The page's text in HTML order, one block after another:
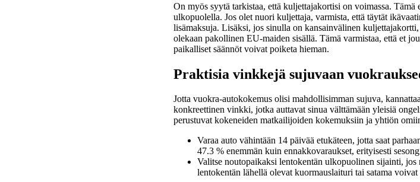
On myös syytä tarkistaa, että kuljettajakortisi on voimassa.
ulkopuolella. Jos olet nuori kuljettaja, varmista, että täytät
lisämaksuja. Lisäksi, jos sinulla on kansainvälinen
olekaan pakollinen EU-maiden sisällä. Tämä varmistaa, että et
paikalliset säännöt voivat poiketa hieman.
Praktisia vinkkejä sujuvaan
Jotta vuokra-autokokemus olisi mahdollisimman sujuva,
konkreettinen vinkki, jotka auttavat sinua välttämään yleisiä
perustuvat kokeneiden matkailijoiden kokemuksiin ja yhtiön
Varaa auto vähintään 14 päivää etukäteen, jotta saat
47.3 % enemmän kuin ennakkovaraukset, erityisesti
Valitse noutopaikaksi lentokentän ulkopuolinen sijainti,
lentokentän lähellä olevat kuormauslaituri tai satama